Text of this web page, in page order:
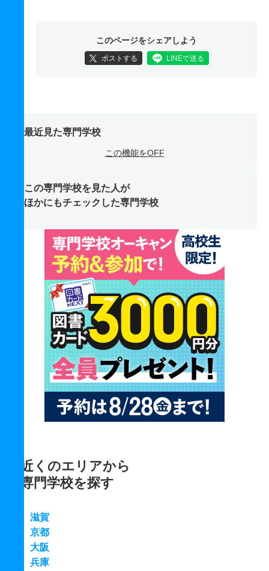
このページをシェアしよう
ポストする LINEで送る
最近見た専門学校
この機能をOFF
この専門学校を見た人が
ほかにもチェックした専門学校
近くのエリアから
専門学校を探す
滋賀
京都
大阪
兵庫